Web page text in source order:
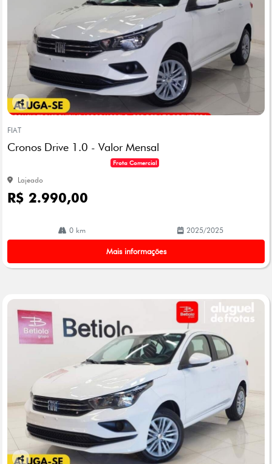
Co
arti
lhe
FIAT
Cronos Drive 1.0 - Valor Mensal
Frota Comercial
Lajeado
R$ 2.990,00
0 km 2025/2025
Mais informações